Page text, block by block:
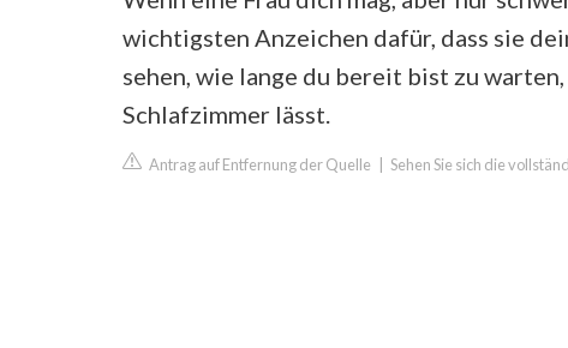
wichtigsten Anzeichen dafür, dass sie
sehen, wie lange du bereit bist zu
Schlafzimmer lässt.
Antrag auf Entfernung der Quelle Sehen Sie sich die